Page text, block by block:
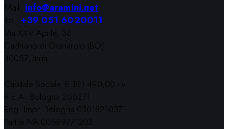
Mail: info@aramini.net
Tel: +39 051 6020011
Via XXV Aprile, 36
Cadriano di Granarolo (BO)
40057, Italia
Capitale Sociale € 101.490,00 i.v.
R.E.A. Bologna 256271
Reg. Impr. Bologna 03018210371
Partita IVA 00589771203